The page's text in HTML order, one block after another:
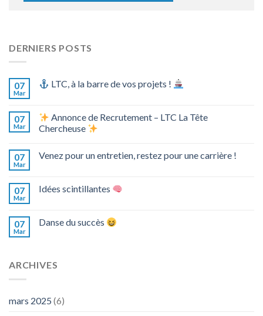
DERNIERS POSTS
07
Mar
LTC, à la barre de vos projets !
07
Mar
Annonce de Recrutement – LTC La Tête
Chercheuse
07
Mar
Venez pour un entretien, restez pour une carrière !
07
Mar
Idées scintillantes
07
Mar
Danse du succès
ARCHIVES
mars 2025 (6)